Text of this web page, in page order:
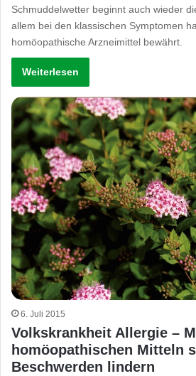
Schmuddelwetter beginnt auch wieder
allem bei den klassischen Symptomen
homöopathische Arzneimittel bewährt.
Weiterlesen
6. Juli 2015
Volkskrankheit Allergie –
homöopathischen Mitteln
Beschwerden lindern